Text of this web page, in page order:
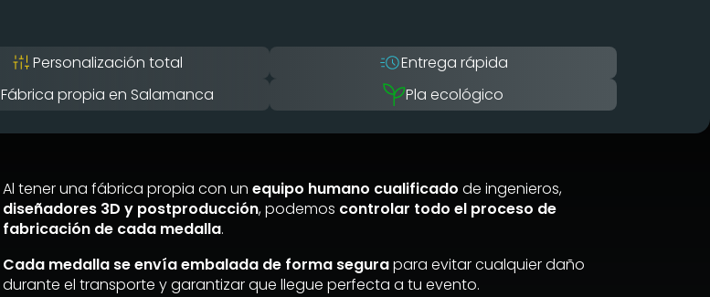
Personalización total
Entrega rápida
Fábrica propia en Salamanca Pla ecológico
Al tener una fábrica propia con un equipo humano cualificado de ingenieros,
diseñadores 3D y postproducción, podemos controlar todo el proceso de
fabricación de cada medalla.
Cada medalla se envía embalada de forma segurapara evitar cualquier daño
durante el transporte y garantizar que llegue perfecta a tu evento.